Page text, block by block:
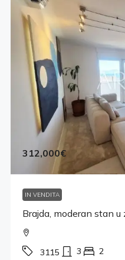
312,000€
IN VENDITA
Brajda, moderan stan
3115 3 2